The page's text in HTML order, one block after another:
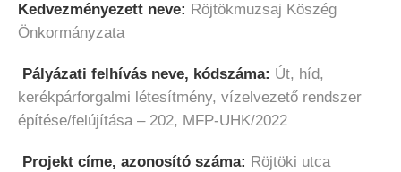
Kedvezményezett neve: Röjtökmuzsaj Köszég
Önkormányzata
Pályázati felhívás neve, kódszáma: Út, híd,
kerékpárforgalmi létesítmény, vízelvezető rendszer
építése/felújítása – 202, MFP-UHK/2022
Projekt címe, azonosító száma: Röjtöki utca